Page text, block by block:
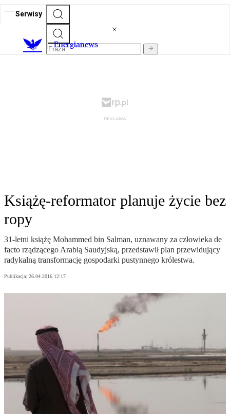
Serwisy
Energianews
Książę-reformator planuje życie bez
ropy
31-letni książę Mohammed bin Salman, uznawany za człowieka de
facto rządzącego Arabią Saudyjską, przedstawił plan przewidujący
radykalną transformację gospodarki pustynnego królestwa.
Publikacja: 26.04.2016 12:17